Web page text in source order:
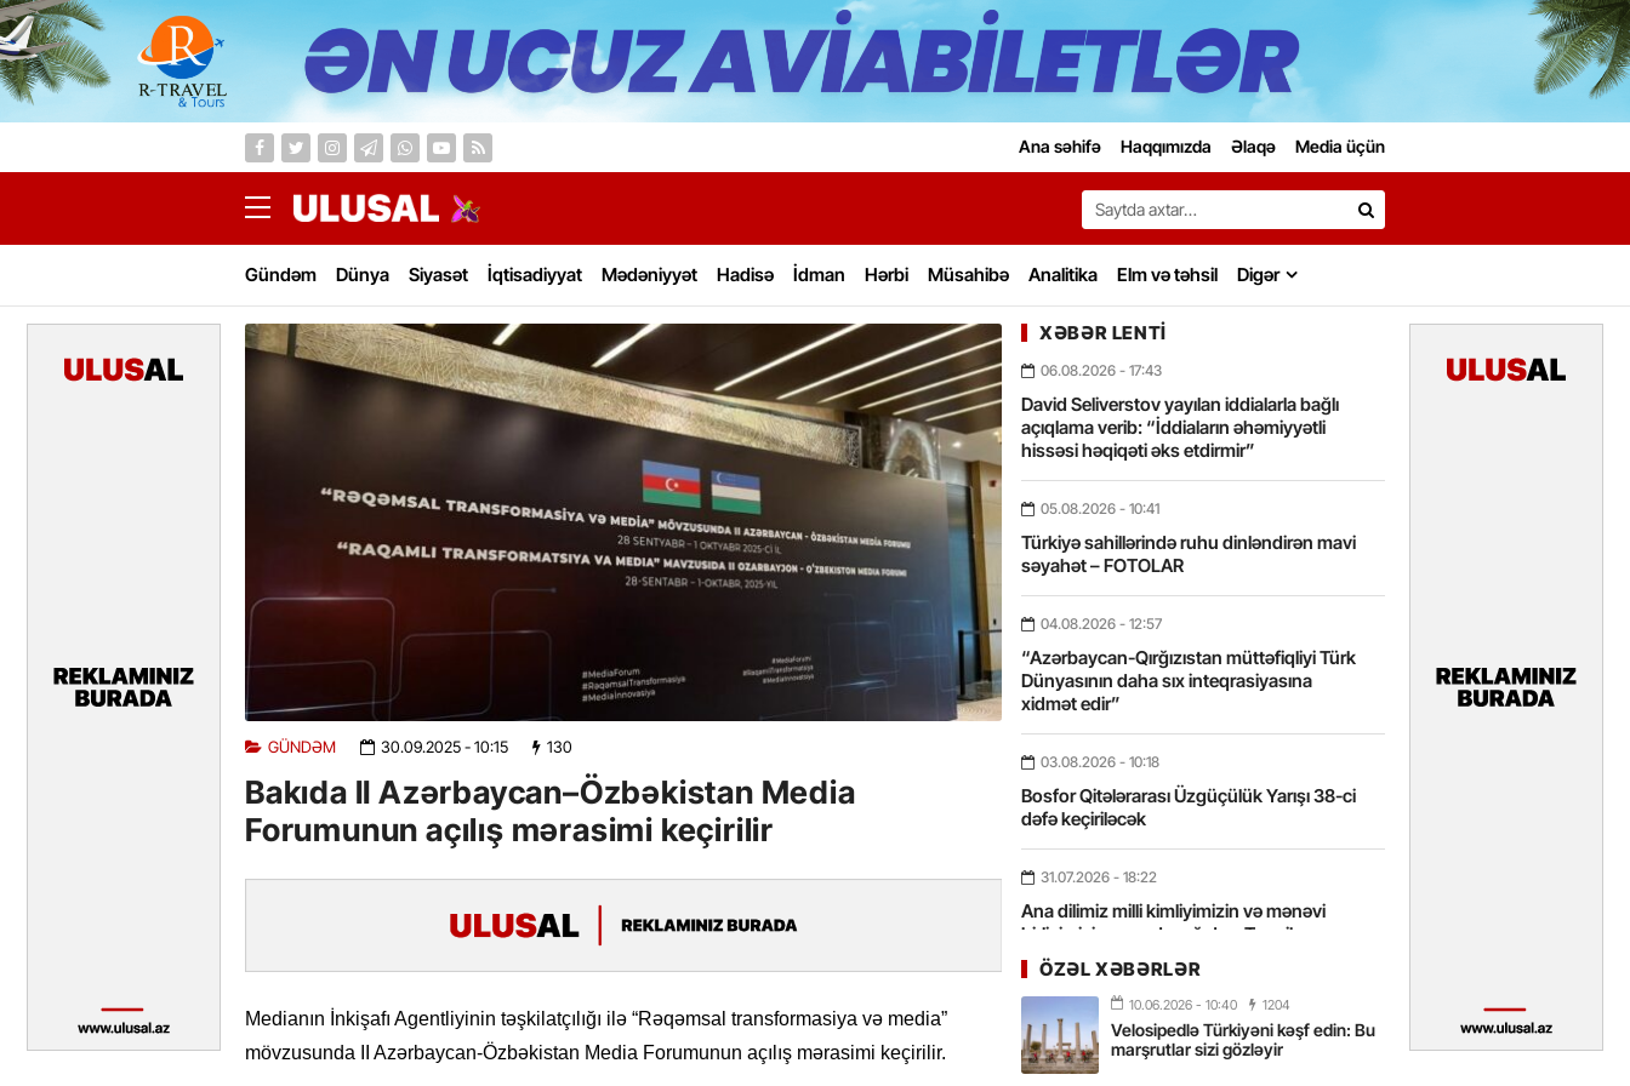
Ana səhifə Haqqımızda Əlaqə Media üçün
Search…
Gündəm Dünya Siyasət İqtisadiyyat Mədəniyyət Hadisə İdman Hərbi Müsahibə Analitika Elm və təhsil Digər
GÜNDƏM 30.09.2025- 10:15 130
Bakıda II Azərbaycan–Özbəkistan Media
Forumunun açılış mərasimi keçirilir
Medianın İnkişafı Agentliyinin təşkilatçılığı ilə “Rəqəmsal transformasiya və media”
mövzusunda II Azərbaycan-Özbəkistan Media Forumunun açılış mərasimi keçirilir.
XƏBƏR LENTI
06.08.2026 - 17:43
David Seliverstov yayılan iddialarla bağlı
açıqlama verib: “İddiaların əhəmiyyətli
hissəsi həqiqəti əks etdirmir”
05.08.2026 - 10:41
Türkiyə sahillərində ruhu dinləndirən mavi
səyahət – FOTOLAR
04.08.2026 - 12:57
“Azərbaycan-Qırğızıstan müttəfiqliyi Türk
Dünyasının daha sıx inteqrasiyasına
xidmət edir”
03.08.2026 - 10:18
Bosfor Qitələrarası Üzgüçülük Yarışı 38-ci
dəfə keçiriləcək
31.07.2026 - 18:22
Ana dilimiz milli kimliyimizin və mənəvi
birliyimizin əsas dayağıdır – Tənzilə
Rüstəmxanlı
31.07.2026 - 16:58
Tarixin axarını yalnız böyük liderlər dəyişir
ÖZƏL XƏBƏRLƏR
10.06.2026 - 10:40 1204
Velosipedlə Türkiyəni kəşf edin: Bu
marşrutlar sizi gözləyir